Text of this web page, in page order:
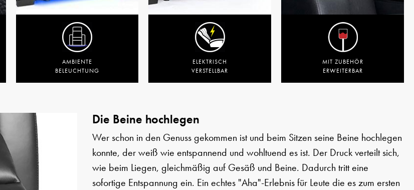
AMBIENTE
BELEUCHTUNG
ELEKTRISCH
VERSTELLBAR
MIT ZUBEHÖR
ERWEITERBAR
Die Beine hochlegen
Wer schon in den Genuss gekommen ist und beim Sitzen seine Beine hochlegen
konnte, der weiß wie entspannend und wohltuend es ist. Der Druck verteilt sich,
wie beim Liegen, gleichmäßig auf Gesäß und Beine. Dadurch tritt eine
sofortige Entspannung ein. Ein echtes "Aha"-Erlebnis für Leute die es zum ersten